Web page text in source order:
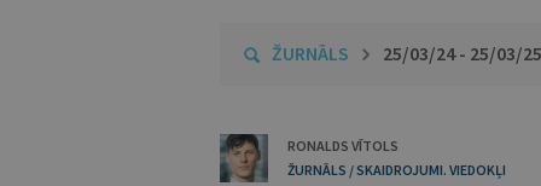
ŽURNĀLS 25/03/24 - 25/03/25
RONALDS VĪTOLS
ŽURNĀLS / SKAIDROJUMI. VIEDOKĻI